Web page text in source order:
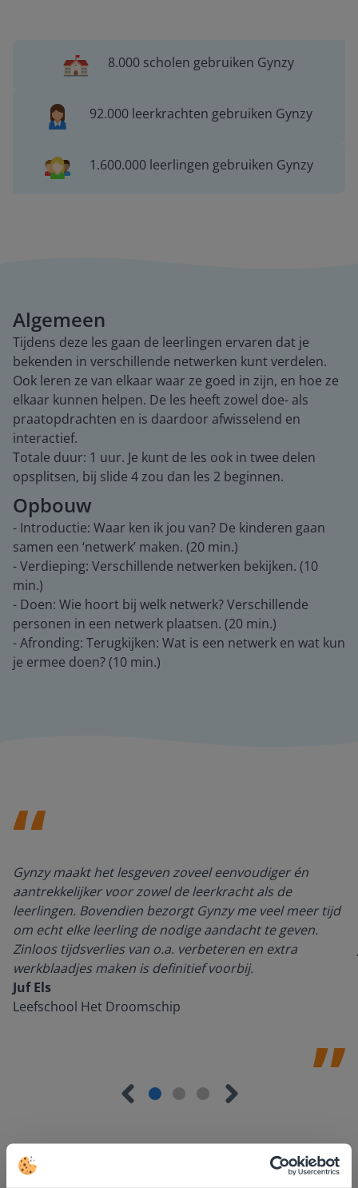
8.000 scholen gebruiken Gynzy
92.000 leerkrachten gebruiken Gynzy
1.600.000 leerlingen gebruiken Gynzy
Algemeen
Tijdens deze les gaan de leerlingen ervaren dat je
bekenden in verschillende netwerken kunt verdelen.
Ook leren ze van elkaar waar ze goed in zijn, en hoe ze
elkaar kunnen helpen. De les heeft zowel doe- als
praatopdrachten en is daardoor afwisselend en
interactief.
Totale duur: 1 uur. Je kunt de les ook in twee delen
opsplitsen, bij slide 4 zou dan les 2 beginnen.
Opbouw
- Introductie: Waar ken ik jou van? De kinderen gaan
samen een ‘netwerk’ maken. (20 min.)
- Verdieping: Verschillende netwerken bekijken. (10
min.)
- Doen: Wie hoort bij welk netwerk? Verschillende
personen in een netwerk plaatsen. (20 min.)
- Afronding: Terugkijken: Wat is een netwerk en wat kun
je ermee doen? (10 min.)
Gynzy maakt het lesgeven zoveel eenvoudiger én
aantrekkelijker voor zowel de leerkracht als de
leerlingen. Bovendien bezorgt Gynzy me veel meer tijd
om echt elke leerling de nodige aandacht te geven.
Zinloos tijdsverlies van o.a. verbeteren en extra
werkblaadjes maken is definitief voorbij.
Juf Els
Leefschool Het Droomschip